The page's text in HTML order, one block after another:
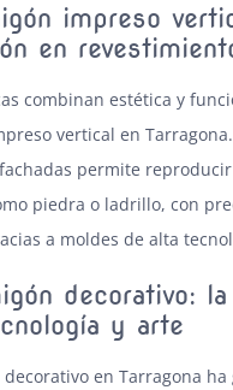
impreso
en
combinan estética y
vertical en Tarragona
permite
piedra o ladrillo, con
a moldes de alta
decorativo:
y arte
en Tarragona ha